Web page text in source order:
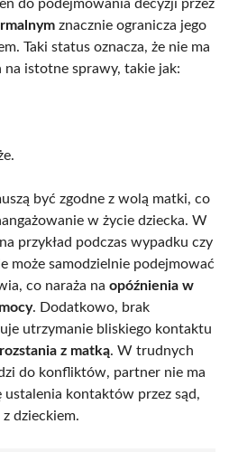
do podejmowania decyzji przez
znacznie ogranicza jego
Taki status oznacza, że nie ma
istotne sprawy, takie jak:
być zgodne z wolą matki, co
w życie dziecka. W
przykład podczas wypadku czy
może samodzielnie podejmować
co naraża na opóźnienia w
. Dodatkowo, brak
utrzymanie bliskiego kontaktu
rozstania z matką. W trudnych
do konfliktów, partner nie ma
ustalenia kontaktów przez sąd,
dzieckiem.